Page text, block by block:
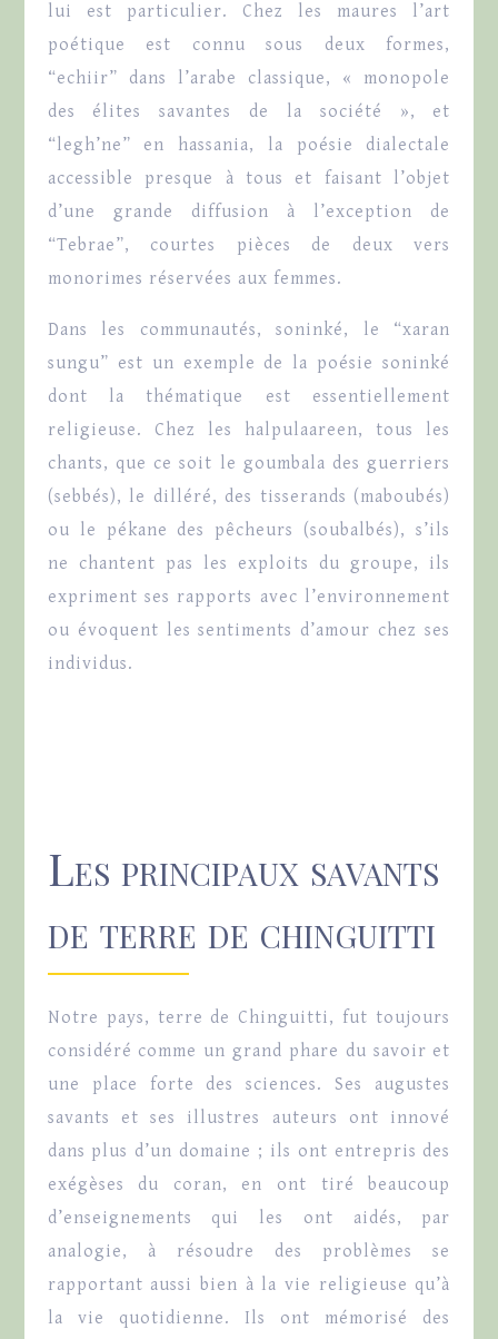
lui est particulier. Chez les maures l’art
poétique est connu sous deux formes,
“echiir” dans l’arabe classique, « monopole
des élites savantes de la société », et
“legh’ne” en hassania, la poésie dialectale
accessible presque à tous et faisant l’objet
d’une grande diffusion à l’exception de
“Tebrae”, courtes pièces de deux vers
monorimes réservées aux femmes.
Dans les communautés, soninké, le “xaran
sungu” est un exemple de la poésie soninké
dont la thématique est essentiellement
religieuse. Chez les halpulaareen, tous les
chants, que ce soit le goumbala des guerriers
(sebbés), le dilléré, des tisserands (maboubés)
ou le pékane des pêcheurs (soubalbés), s’ils
ne chantent pas les exploits du groupe, ils
expriment ses rapports avec l’environnement
ou évoquent les sentiments d’amour chez ses
individus.
Les principaux savants
de terre de chinguitti
Notre pays, terre de Chinguitti, fut toujours
considéré comme un grand phare du savoir et
une place forte des sciences. Ses augustes
savants et ses illustres auteurs ont innové
dans plus d’un domaine ; ils ont entrepris des
exégèses du coran, en ont tiré beaucoup
d’enseignements qui les ont aidés, par
analogie, à résoudre des problèmes se
rapportant aussi bien à la vie religieuse qu’à
la vie quotidienne. Ils ont mémorisé des